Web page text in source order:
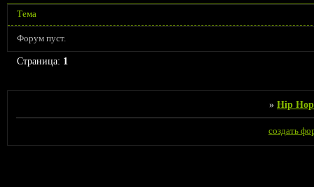
Тема
Форум пуст.
Страница: 1
» Hip
создать